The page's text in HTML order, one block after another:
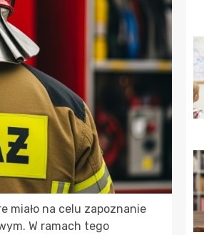
miało na celu zapoznanie
W ramach tego